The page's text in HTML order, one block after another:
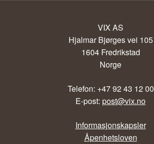
VIX AS
Hjalmar Bjørges vei 105
1604 Fredrikstad
Norge
Telefon: +47 92 43 12 00
E-post: post@vix.no
Informasjonskapsler
Åpenhetsloven